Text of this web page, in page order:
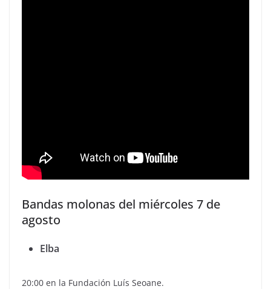
Bandas molonas del miércoles 7 de
agosto
Elba
20:00 en la Fundación Luís Seoane.